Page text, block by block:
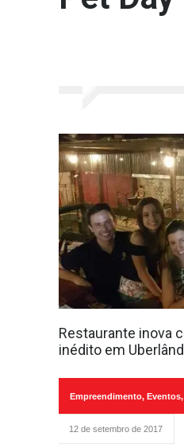
Restaurante inova
inédito em
Empreendimento, Eventos,
12 de setembro de 2017